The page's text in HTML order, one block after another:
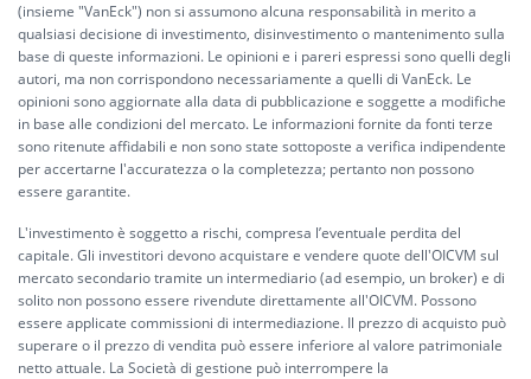
(insieme "VanEck") non si assumono alcuna responsabilità in merito a
qualsiasi decisione di investimento, disinvestimento o mantenimento sulla
base di queste informazioni. Le opinioni e i pareri espressi sono quelli degli
autori, ma non corrispondono necessariamente a quelli di VanEck. Le
opinioni sono aggiornate alla data di pubblicazione e soggette a modifiche
in base alle condizioni del mercato. Le informazioni fornite da fonti terze
sono ritenute affidabili e non sono state sottoposte a verifica indipendente
per accertarne l'accuratezza o la completezza; pertanto non possono
essere garantite.
L'investimento è soggetto a rischi, compresa l’eventuale perdita del
capitale. Gli investitori devono acquistare e vendere quote dell'OICVM sul
mercato secondario tramite un intermediario (ad esempio, un broker) e di
solito non possono essere rivendute direttamente all'OICVM. Possono
essere applicate commissioni di intermediazione. Il prezzo di acquisto può
superare o il prezzo di vendita può essere inferiore al valore patrimoniale
netto attuale. La Società di gestione può interrompere la